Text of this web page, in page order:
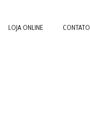
LOJA ONLINE CONTATO